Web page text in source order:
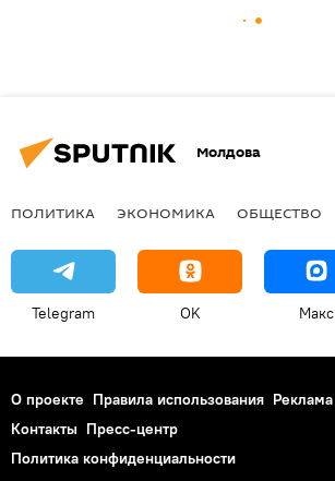
Молдова
ПОЛИТИКА ЭКОНОМИКА ОБЩЕСТВО
Telegram OK Макс
О проекте Правила использования Реклама
Контакты Пресс-центр
Политика конфиденциальности